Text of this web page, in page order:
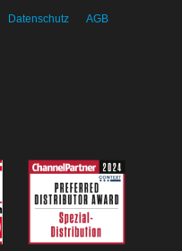
Datenschutz AGB